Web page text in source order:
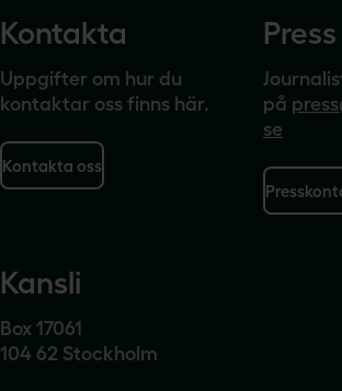
Kontakta
Uppgifter om hur du
kontaktar oss finns här.
Kontakta oss
Press
på
se
Kansli
Box 17061
104 62 Stockholm